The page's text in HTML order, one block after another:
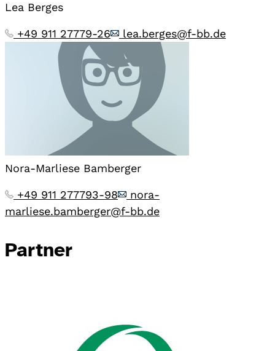
Lea Berges
+49 911 27779-26 lea.berges@f-bb.de
Nora-Marliese Bamberger
+49 911 277793-98
nora-
marliese.bamberger@f-bb.de
Partner